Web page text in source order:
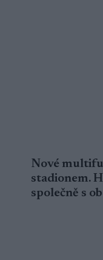
Nové
stadionem.
společně s